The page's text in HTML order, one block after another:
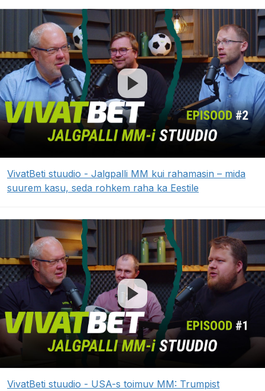
VivatBeti stuudio - Jalgpalli MM kui rahamasin – mida
suurem kasu, seda rohkem raha ka Eestile
VivatBeti stuudio - USA-s toimuv MM: Trumpist